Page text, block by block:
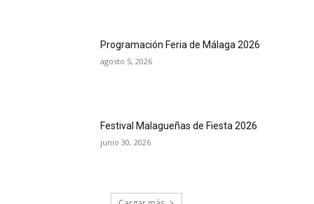
Programación Feria de Málaga 2026
agosto 5, 2026
Festival Malagueñas de Fiesta 2026
junio 30, 2026